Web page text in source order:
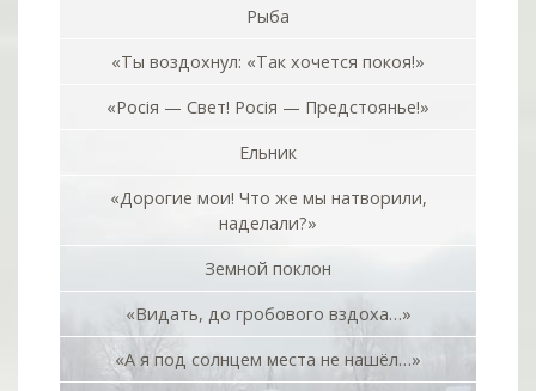
Рыба
«Ты воздохнул: «Так хочется покоя!»
«Росiя — Свет! Росiя — Предстоянье!»
Ельник
«Дорогие мои! Что же мы натворили,
наделали?»
Земной поклон
«Видать, до гробового вздоха…»
«А я под солнцем места не нашёл…»